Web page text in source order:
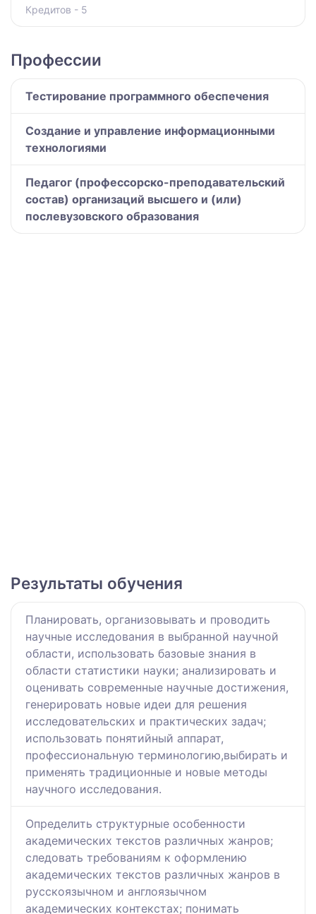
Кредитов - 5
Профессии
Тестирование программного обеспечения
Создание и управление информационными
технологиями
Педагог (профессорско-преподавательский
состав) организаций высшего и (или)
послевузовского образования
Результаты обучения
Планировать, организовывать и проводить
научные исследования в выбранной научной
области, использовать базовые знания в
области статистики науки; анализировать и
оценивать современные научные достижения,
генерировать новые идеи для решения
исследовательских и практических задач;
использовать понятийный аппарат,
профессиональную терминологию,выбирать и
применять традиционные и новые методы
научного исследования.
Определить структурные особенности
академических текстов различных жанров;
следовать требованиям к оформлению
академических текстов различных жанров в
русскоязычном и англоязычном
академических контекстах; понимать